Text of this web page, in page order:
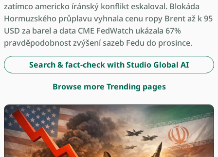
zatímco americko íránský konflikt eskaloval. Blokáda
Hormuzského průplavu vyhnala cenu ropy Brent až k 95
USD za barel a data CME FedWatch ukázala 67%
pravděpodobnost zvýšení sazeb Fedu do prosince.
Search & fact-check with Studio Global AI
Browse more Trending pages